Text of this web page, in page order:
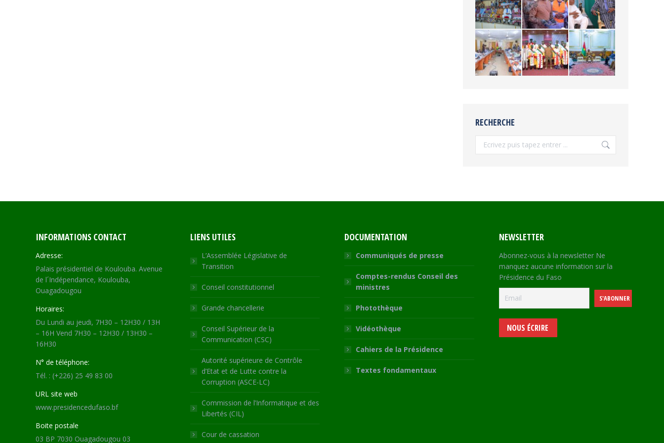
RECHERCHE
Recherche
INFORMATIONS CONTACT
Adresse:
Palais présidentiel de Koulouba. Avenue
de l´Indépendance, Koulouba,
Ouagadougou
Horaires:
Du Lundi au jeudi, 7H30 – 12H30 / 13H
– 16H Vend 7H30 – 12H30 / 13H30 –
16H30
N° de téléphone:
Tél. : (+226) 25 49 83 00
URL site web
www.presidencedufaso.bf
Boite postale
03 BP 7030 Ouagadougou 03
LIENS UTILES
L’Assemblée Législative de
Transition
Conseil constitutionnel
Grande chancellerie
Conseil Supérieur de la
Communication (CSC)
Autorité supérieure de Contrôle
d’Etat et de Lutte contre la
Corruption (ASCE-LC)
Commission de l’Informatique et des
Libertés (CIL)
Cour de cassation
DOCUMENTATION
Communiqués de presse
Comptes-rendus Conseil des
ministres
Photothèque
Vidéothèque
Cahiers de la Présidence
Textes fondamentaux
NEWSLETTER
Abonnez-vous à la newsletter Ne
manquez aucune information sur la
Présidence du Faso
NOUS ÉCRIRE